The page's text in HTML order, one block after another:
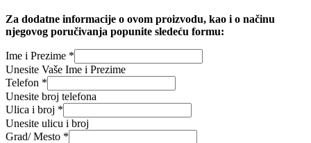
Za dodatne informacije o ovom proizvodu, kao i o načinu
njegovog poručivanja popunite sledeću formu:
Prezime
broj
Ime
Ime i Prezime *
Unesite Vaše Ime i Prezime
Telefon *
Unesite broj telefona
Ulica i broj *
Unesite ulicu i broj
Grad/ Mesto *